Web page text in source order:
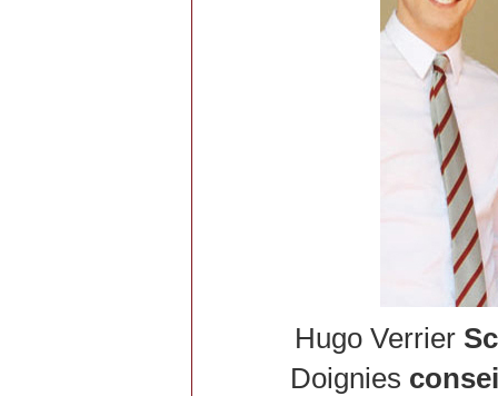
Hugo Verrier
Doignies